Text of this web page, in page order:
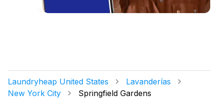
Laundryheap United States
Lavanderías
New York City
Springfield Gardens